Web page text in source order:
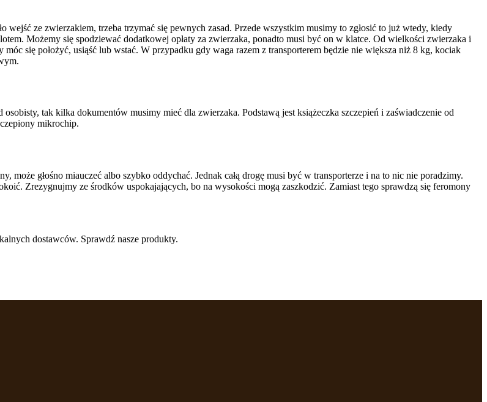
ze zwierzakiem, trzeba trzymać się pewnych zasad. Przede wszystkim musimy to zgłosić to już wtedy, kiedy
Możemy się spodziewać dodatkowej opłaty za zwierzaka, ponadto musi być on w klatce. Od wielkości zwierzaka i
się położyć, usiąść lub wstać. W przypadku gdy waga razem z transporterem będzie nie większa niż 8 kg, kociak
tak kilka dokumentów musimy mieć dla zwierzaka. Podstawą jest książeczka szczepień i zaświadczenie od
mikrochip.
głośno miauczeć albo szybko oddychać. Jednak całą drogę musi być w transporterze i na to nic nie poradzimy.
Zrezygnujmy ze środków uspokajających, bo na wysokości mogą zaszkodzić. Zamiast tego sprawdzą się feromony
dostawców. Sprawdź nasze produkty.
zapamiętanie informacji, które zmieniają wygląd lub funkcjonowanie strony, np.
internetowych zrozumieć, w jaki sposób różni użytkownicy zachowują się na stronie,
użytkowników na stronach internetowych. Celem jest wyświetlanie reklam, które są